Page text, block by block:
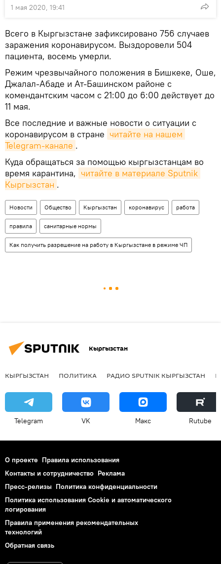
1 мая 2020, 19:41
Всего в Кыргызстане зафиксировано 756 случаев
заражения коронавирусом. Выздоровели 504
пациента, восемь умерли.
Режим чрезвычайного положения в Бишкеке, Оше,
Джалал-Абаде и Ат-Башинском районе с
комендантским часом с 21:00 до 6:00 действует до
11 мая.
Все последние и важные новости о ситуации с
коронавирусом в стране читайте на нашем
Telegram-канале .
Куда обращаться за помощью кыргызстанцам во
время карантина, читайте в материале Sputnik
Кыргызстан .
Новости Общество Кыргызстан коронавирус работа
правила санитарные нормы
Как получить разрешение на работу в Кыргызстане в режиме ЧП
Кыргызстан
КЫРГЫЗСТАН ПОЛИТИКА РАДИО SPUTNIK КЫРГЫЗСТАН
Telegram VK Макс Rutube
О проекте Правила использования
Контакты и сотрудничество Реклама
Пресс-релизы Политика конфиденциальности
Политика использования Cookie и автоматического
логирования
Правила применения рекомендательных
технологий
Обратная связь